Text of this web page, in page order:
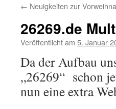
← Neuigkeiten zur
26269.de
Veröffentlicht am 5. Januar
Da der Aufbau
„26269“ schon
nun eine extra